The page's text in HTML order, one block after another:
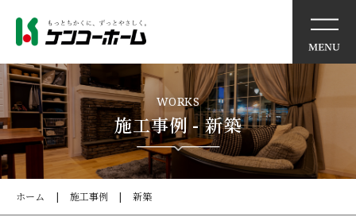
イベント情報
ケンコーホームの想い
WORKS
施工事例 - 新築
ホーム 施工事例 新築